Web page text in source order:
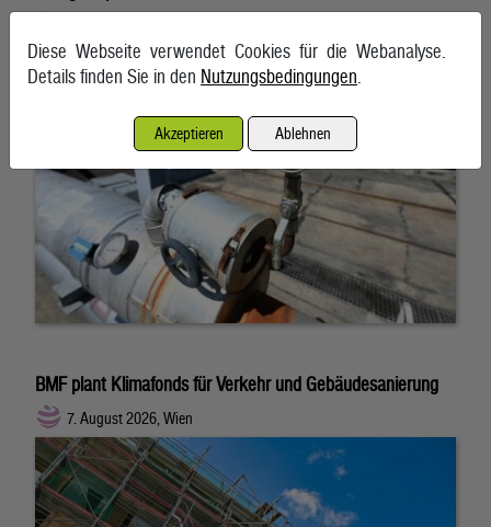
BMF plant Klimafonds für Verkehr und Gebäudesanierung
7. August 2026, Wien
Diese Webseite verwendet Cookies für die Webanalyse.
Details finden Sie in den Nutzungsbedingungen
Akzeptieren Ablehnen